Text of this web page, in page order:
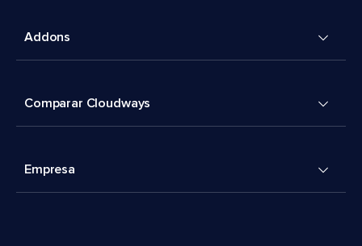
Addons
Comparar Cloudways
Empresa